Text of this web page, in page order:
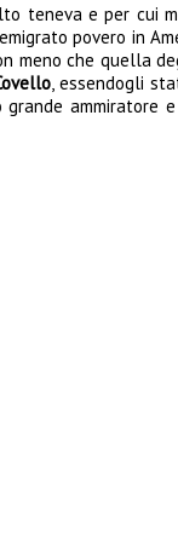
teneva e per cui
povero in
che quella
, essendogli
ammiratore